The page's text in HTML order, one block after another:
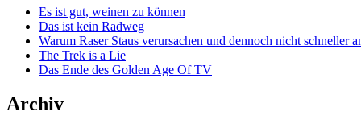
Es ist gut, weinen zu können
Das ist kein Radweg
Warum Raser Staus verursachen und dennoch nicht schneller
The Trek is a Lie
Das Ende des Golden Age Of TV
Archiv